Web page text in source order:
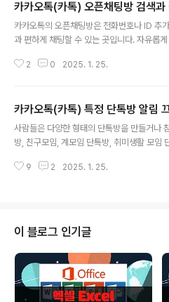
카카오톡(카톡) 오픈채팅방 검색과
카카오톡의 오픈채팅방은 전화번호나 ID 추
과 편하게 채팅할 수 있는 곳입니다. 자유롭
아 들어갈 수 있으며, 링크를 통해서 원하는
하는 오픈 채팅방이 많은 편입니다. ▼ 자신
을 찾고 싶다면 검색 기능을 이용해야 합니
클릭합니다. ▼ 새로운 채팅 화면에서 3가지
2 0 2025. 1. 25.
카카오톡(카톡) 특정 단톡방 알림
사람들은 다양한 형태의 단톡방을 만들거나
방, 친구모임, 계모임 단톡방, 취미생활 모임
많은 사람들이 참여할 수 있기 때문에 100명
어갑니다. ▼ 단톡방 오른쪽 상단에 더보기
드에 나타난 화면에서 아래로 내려가면 종 모
것이 알림을 표시하..
9 2 2025. 1. 25.
이 블로그 인기글